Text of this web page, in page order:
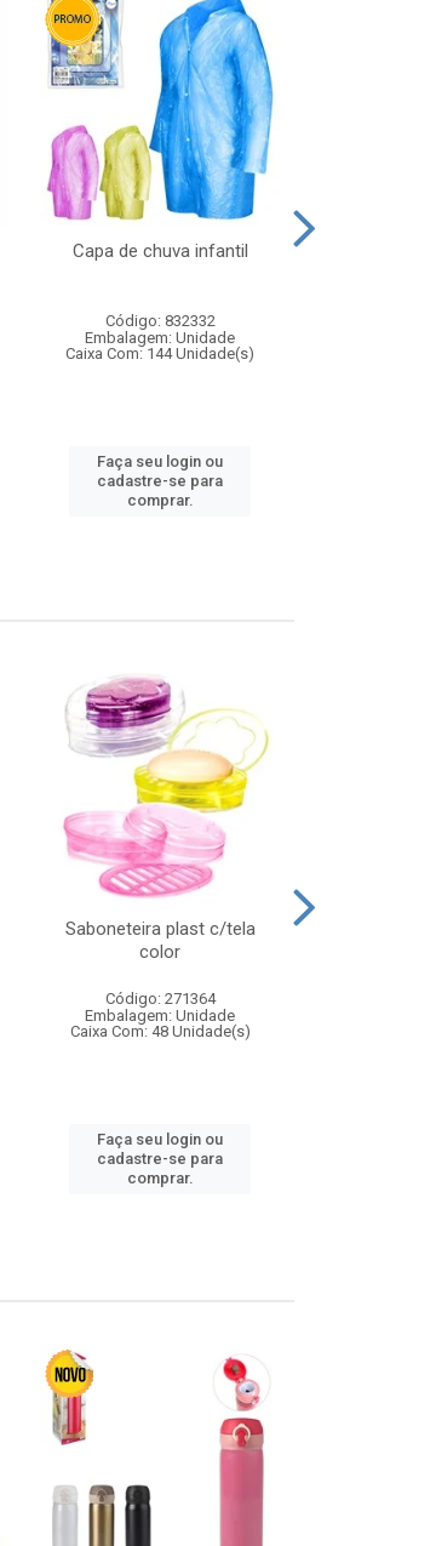
Capa de chuva infantil
Código: 832332
Embalagem: Unidade
Caixa Com: 144 Unidade(s)
Faça seu login ou
cadastre-se para
comprar.
Saboneteira plast c/tela
color
Código: 271364
Embalagem: Unidade
Caixa Com: 48 Unidade(s)
Faça seu login ou
cadastre-se para
comprar.